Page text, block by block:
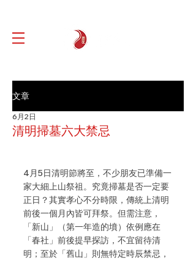
文章
清明掃墓六大禁忌
6月2日
4月5日清明節將至，不少朋友已準備一
家大細上山祭祖。究竟掃墓是否一定要
正日？其實孝心不分時限，傳統上清明
前後一個月內皆可拜祭。但需注意，
「新山」（第一年造的墳）依例應在
「春社」前後提早探訪，不宜留待清
明；至於「舊山」則無特定時辰禁忌，